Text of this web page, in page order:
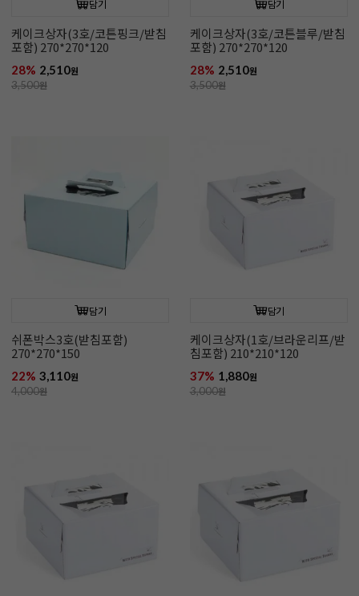
담기
케이크상자(3호/코튼핑크/받침
포함) 270*270*120
28% 2,510원
3,500원
담기
케이크상자(3호/코튼블루/받침
포함) 270*270*120
28% 2,510원
3,500원
담기
쉬폰박스3호(받침포함)
270*270*150
22% 3,110원
4,000원
담기
케이크상자(1호/브라운리프/받
침포함) 210*210*120
37% 1,880원
3,000원